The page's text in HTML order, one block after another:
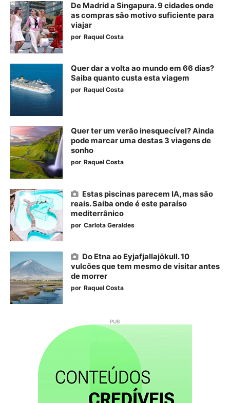
De Madrid a Singapura. 9 cidades onde
as compras são motivo suficiente para
viajar
por Raquel Costa
Quer dar a volta ao mundo em 66 dias?
Saiba quanto custa esta viagem
por Raquel Costa
Quer ter um verão inesquecível? Ainda
pode marcar uma destas 3 viagens de
sonho
por Raquel Costa
Estas piscinas parecem IA, mas são
reais. Saiba onde é este paraíso
mediterrânico
por Carlota Geraldes
Do Etna ao Eyjafjallajökull. 10
vulcões que tem mesmo de visitar antes
de morrer
por Raquel Costa